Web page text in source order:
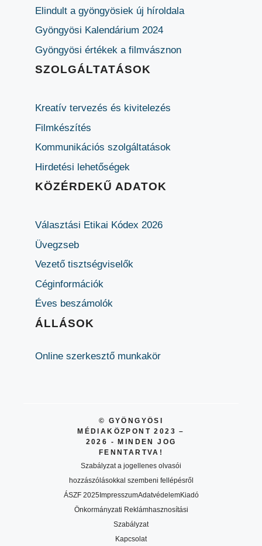
Elindult a gyöngyösiek új híroldala
Gyöngyösi Kalendárium 2024
Gyöngyösi értékek a filmvásznon
SZOLGÁLTATÁSOK
Kreatív tervezés és kivitelezés
Filmkészítés
Kommunikációs szolgáltatások
Hirdetési lehetőségek
KÖZÉRDEKŰ ADATOK
Választási Etikai Kódex 2026
Üvegzseb
Vezető tisztségviselők
Céginformációk
Éves beszámolók
ÁLLÁSOK
Online szerkesztő munkakör
© GYÖNGYÖSI
MÉDIAKÖZPONT 2023 –
2026 - MINDEN JOG
FENNTARTVA!
Szabályzat a jogellenes olvasói
hozzászólásokkal szembeni fellépésről
ÁSZF 2025ImpresszumAdatvédelemKiadó
Önkormányzati Reklámhasznosítási
Szabályzat
Kapcsolat